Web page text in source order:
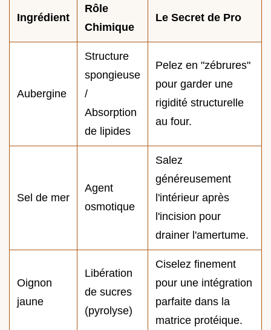
Ingrédient
Rôle
Chimique
Le Secret de Pro
Aubergine
Structure
spongieuse
/
Absorption
de lipides
Pelez en "zébrures"
pour garder une
rigidité structurelle
au four.
Sel de mer
Agent
osmotique
Salez
généreusement
l'intérieur après
l'incision pour
drainer l'amertume.
Oignon
jaune
Libération
de sucres
(pyrolyse)
Ciselez finement
pour une intégration
parfaite dans la
matrice protéique.